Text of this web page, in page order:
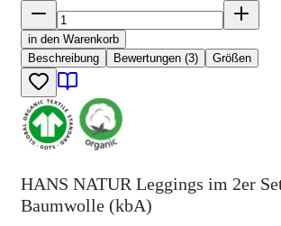
in den Warenkorb
Beschreibung
Bewertungen (3) Größen
HANS NATUR Leggings im 2er
Baumwolle (kbA)